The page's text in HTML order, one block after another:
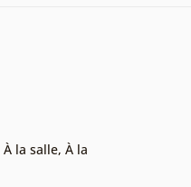
À la salle, À la